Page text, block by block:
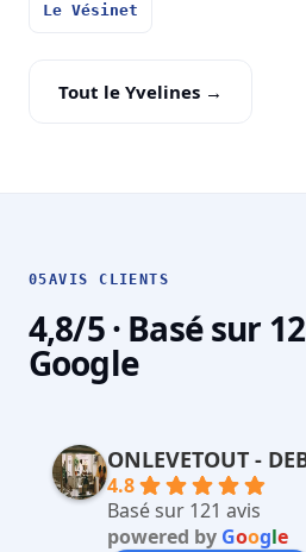
Le Vésinet
Tout le Yvelines →
05AVIS CLIENTS
4,8/5 · Basé sur
Google
ONLEVETOUT -
4.8
Basé sur 121 avis
powered by Google